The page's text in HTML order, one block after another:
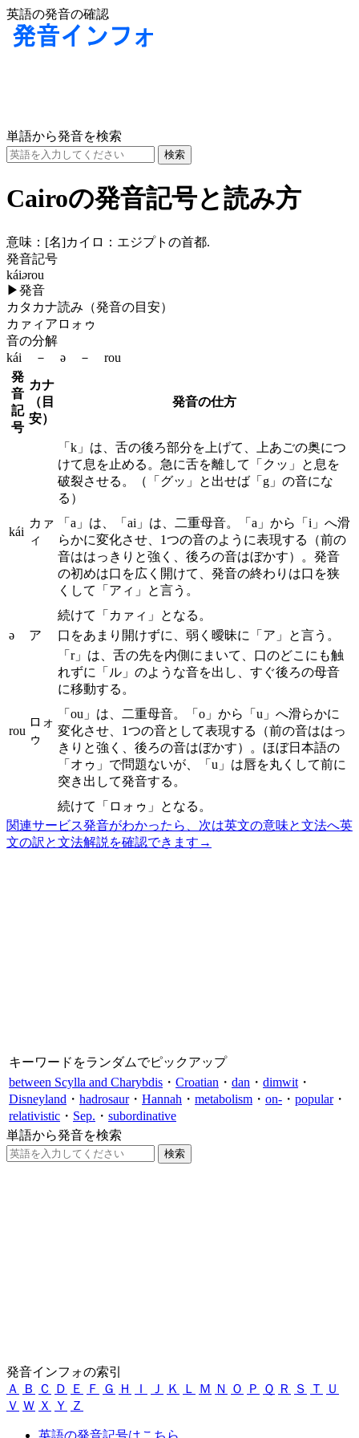
英語の発音の確認
単語から発音を検索
Cairoの発音記号と読み方
意味： [名]カイロ：エジプトの首都.
発音記号
káiərou
▶発音
カタカナ読み（発音の目安）
カァィアロォゥ
音の分解
kái － ə － rou
発
音
記
号
カナ
（目
安）
発音の仕方
kái
カァ
ィ
「k」は、舌の後ろ部分を上げて、上あごの奥につ
けて息を止める。急に舌を離して「クッ」と息を
破裂させる。（「グッ」と出せば「g」の音にな
る）
「a」は、「ai」は、二重母音。「a」から「i」へ滑
らかに変化させ、1つの音のように表現する（前の
音ははっきりと強く、後ろの音はぼかす）。発音
の初めは口を広く開けて、発音の終わりは口を狭
くして「アィ」と言う。
続けて「カァィ」となる。
ə
ア 口をあまり開けずに、弱く曖昧に「ア」と言う。
rou
ロォ
ゥ
「r」は、舌の先を内側にまいて、口のどこにも触
れずに「ル」のような音を出し、すぐ後ろの母音
に移動する。
「ou」は、二重母音。「o」から「u」へ滑らかに
変化させ、1つの音として表現する（前の音ははっ
きりと強く、後ろの音はぼかす）。ほぼ日本語の
「オゥ」で問題ないが、「u」は唇を丸くして前に
突き出して発音する。
続けて「ロォゥ」となる。
関連サービス発音がわかったら、次は英文の意味と文法へ英
文の訳と文法解説を確認できます →
キーワードをランダムでピックアップ
between Scylla and Charybdis ・ Croatian ・ dan ・ dimwit ・
Disneyland ・ hadrosaur・ Hannah ・ metabolism ・ on- ・ popular・
relativistic ・ Sep. ・ subordinative
単語から発音を検索
発音インフォの索引
Ａ
Ｂ Ｃ Ｄ Ｅ Ｆ Ｇ Ｈ Ｉ Ｊ Ｋ Ｌ Ｍ Ｎ Ｏ Ｐ Ｑ Ｒ Ｓ Ｔ
Ｕ
Ｖ Ｗ Ｘ Ｙ Ｚ
英語の発音記号はこちら